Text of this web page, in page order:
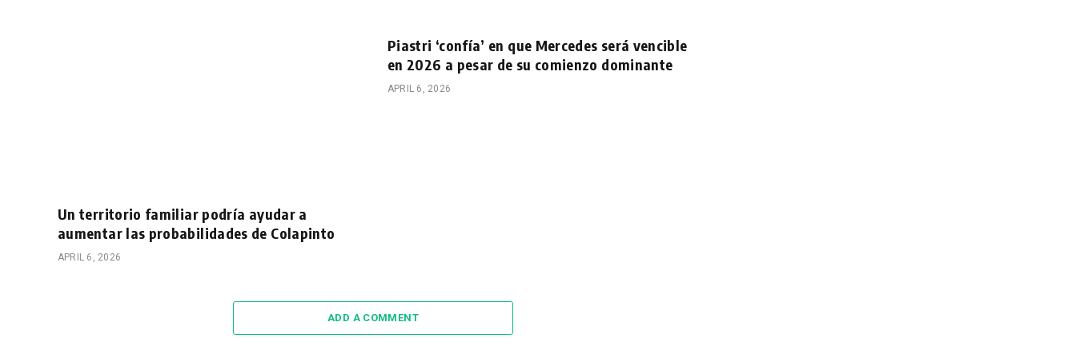
Un territorio familiar podría ayudar a
aumentar las probabilidades de Colapinto
APRIL 6, 2026
Piastri ‘confía’ en que Mercedes será vencible
en 2026 a pesar de su comienzo dominante
APRIL 6, 2026
ADD A COMMENT